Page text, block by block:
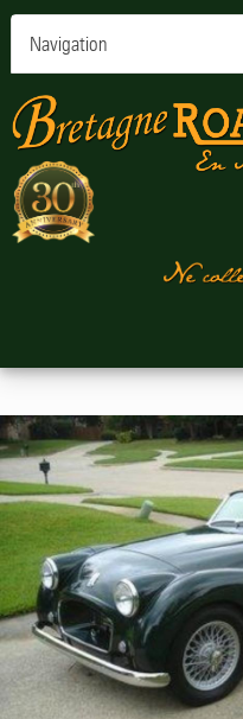
Navigation